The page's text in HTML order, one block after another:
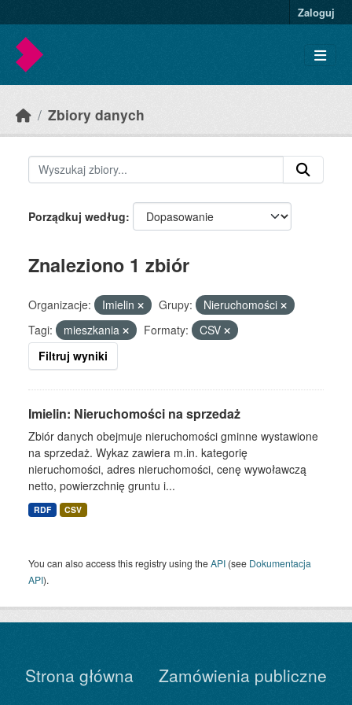
Zaloguj
Zbiory danych
Porządkuj według
Znaleziono 1 zbiór
Organizacje: Imielin Grupy:
Nieruchomości
Tagi:
mieszkania Formaty:
CSV
Filtruj wyniki
Imielin: Nieruchomości na sprzedaż
Zbiór danych obejmuje nieruchomości gminne wystawione
na sprzedaż. Wykaz zawiera m.in. kategorię
nieruchomości, adres nieruchomości, cenę wywoławczą
netto, powierzchnię gruntu i...
RDF CSV
You can also access this registry using theAPI (see Dokumentacja
API).
Strona główna
Zamówienia publiczne